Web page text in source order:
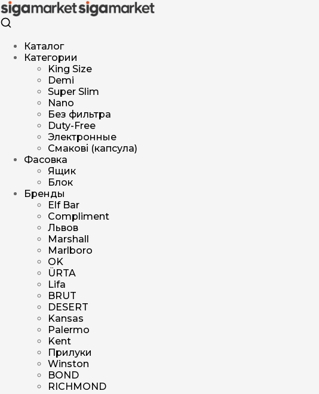
Каталог
Категории
King Size
Demi
Super Slim
Nano
Без фильтра
Duty-Free
Электронные
Смакові (капсула)
Фасовка
Ящик
Блок
Бренды
Elf Bar
Compliment
Львов
Marshall
Marlboro
OK
ÜRTA
Lifa
BRUT
DESERT
Kansas
Palermo
Kent
Прилуки
Winston
BOND
RICHMOND